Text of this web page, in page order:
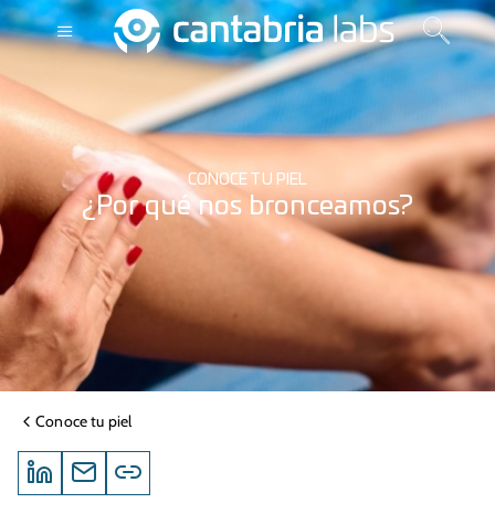
CONOCE TU PIEL
¿Por qué nos bronceamos?
Conoce tu piel